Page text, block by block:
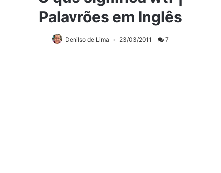
Palavrões em Inglês
Denilso de Lima 23/03/2011 7